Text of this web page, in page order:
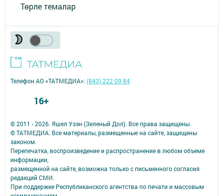
Төрле темалар
© 2011 - 2026. Яшел Узэн (Зеленый Дол). Все права защищены.
© ТАТМЕДИА. Все материалы, размещенные на сайте, защищены
законом.
Перепечатка, воспроизведение и распространение в любом объеме
информации,
размещенной на сайте, возможна только с письменного согласия
редакций СМИ.
При поддержке Республиканского агентства по печати и массовым
Телефон АО «ТАТМЕДИА»:(843) 222 09 84
16+